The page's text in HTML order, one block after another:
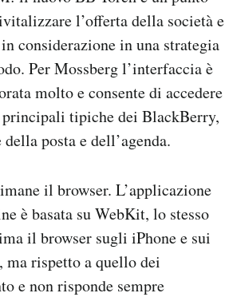
l’offerta della società e
considerazione in una strategia
Per Mossberg l’interfaccia è
molto e consente di accedere
tipiche dei BlackBerry,
posta e dell’agenda.
il browser. L’applicazione
è basata su WebKit, lo stesso
il browser sugli iPhone e sui
rispetto a quello dei
e non risponde sempre